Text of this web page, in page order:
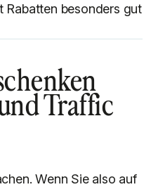
Rabatten besonders gut
Traffic
Wenn Sie also auf